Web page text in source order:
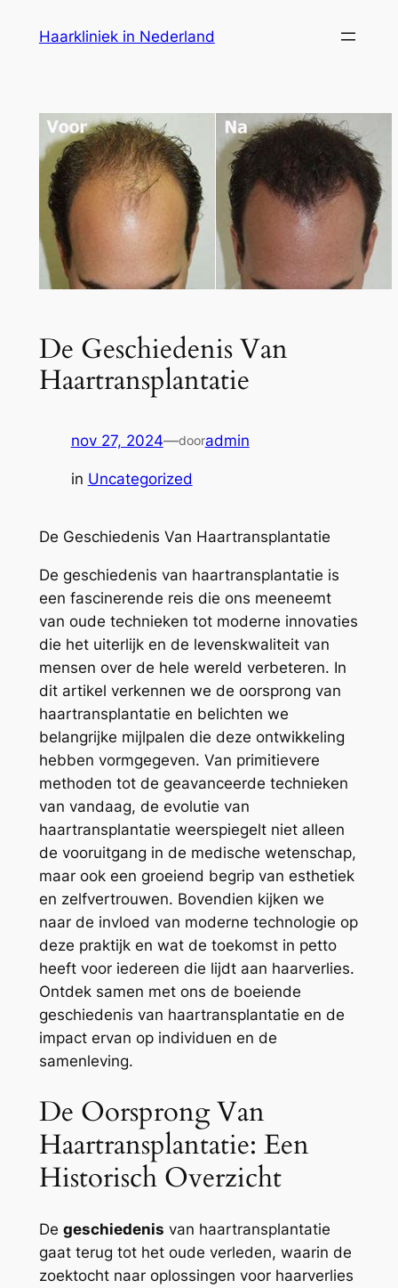
Haarkliniek in Nederland
De Geschiedenis Van
Haartransplantatie
nov 27, 2024—dooradmin
in Uncategorized
De Geschiedenis Van Haartransplantatie
De geschiedenis van haartransplantatie is
een fascinerende reis die ons meeneemt
van oude technieken tot moderne innovaties
die het uiterlijk en de levenskwaliteit van
mensen over de hele wereld verbeteren. In
dit artikel verkennen we de oorsprong van
haartransplantatie en belichten we
belangrijke mijlpalen die deze ontwikkeling
hebben vormgegeven. Van primitievere
methoden tot de geavanceerde technieken
van vandaag, de evolutie van
haartransplantatie weerspiegelt niet alleen
de vooruitgang in de medische wetenschap,
maar ook een groeiend begrip van esthetiek
en zelfvertrouwen. Bovendien kijken we
naar de invloed van moderne technologie op
deze praktijk en wat de toekomst in petto
heeft voor iedereen die lijdt aan haarverlies.
Ontdek samen met ons de boeiende
geschiedenis van haartransplantatie en de
impact ervan op individuen en de
samenleving.
De Oorsprong Van
Haartransplantatie: Een
Historisch Overzicht
De geschiedenis van haartransplantatie
gaat terug tot het oude verleden, waarin de
zoektocht naar oplossingen voor haarverlies